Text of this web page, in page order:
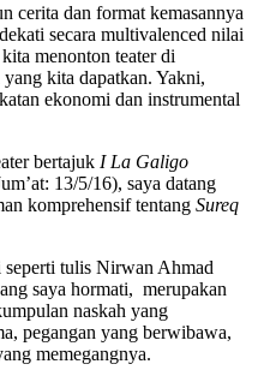
cerita dan format kemasannya
secara multivalenced nilai
menonton teater di
kita dapatkan. Yakni,
ekonomi dan instrumental
bertajuk I La Galigo
13/5/16), saya datang
komprehensif tentang Sureq
tulis Nirwan Ahmad
saya hormati, merupakan
naskah yang
pegangan yang berwibawa,
memegangnya.